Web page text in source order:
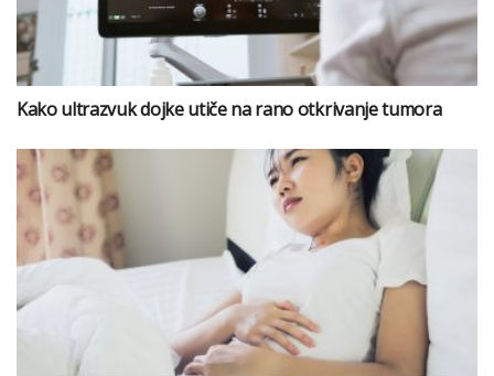
Kako ultrazvuk dojke utiče na rano otkrivanje tumora